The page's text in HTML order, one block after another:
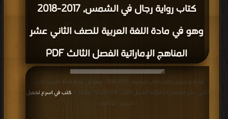
كتاب رواية رجال في الشمس, 2017-2018
وهو في مادة اللغة العربية للصف الثاني عشر
المناهج الإماراتية الفصل الثالث PDF
قراءة و تحميل كتاب كتاب مراجعة , 2017-2018 وهو في مادة اللغة العربية للصف
الثاني عشر المناهج الإماراتية الفصل الثالث PDF مجانا | مكتبة >
كتب في اسرع تحميل
| التحميل : مرة/مرات